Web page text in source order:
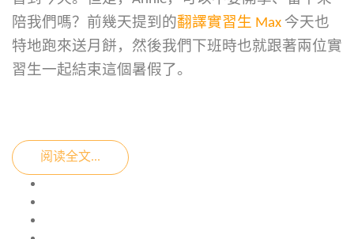
陪我們嗎？前幾天提到的翻譯實習生 Max 今天也
特地跑來送月餅，然後我們下班時也就跟著兩位實
習生一起結束這個暑假了。
阅读全文...